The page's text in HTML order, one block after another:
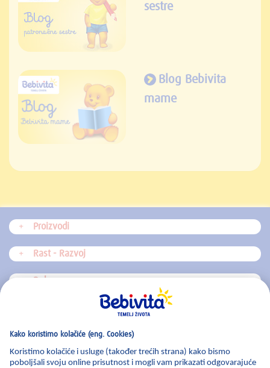
sestre
Blog Bebivita
mame
Proizvodi
Rast - Razvoj
Dohrana
Zabavni kutak